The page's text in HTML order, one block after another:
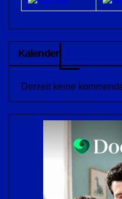
Kalender
Derzeit keine